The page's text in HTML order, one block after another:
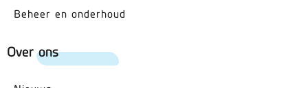
Beheer en onderhoud
Over ons